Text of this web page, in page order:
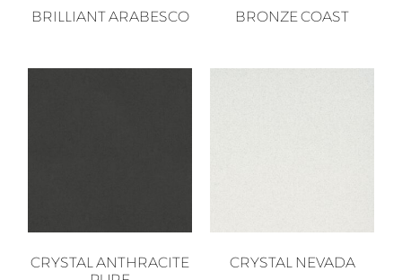
BRILLIANT ARABESCO BRONZE COAST
CRYSTAL ANTHRACITE
CRYSTAL NEVADA